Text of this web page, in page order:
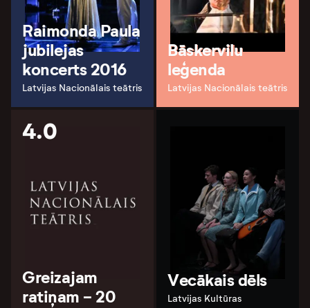
Raimonda Paula
jubilejas
koncerts 2016
Latvijas Nacionālais teātris
Bāskervilu
leģenda
Latvijas Nacionālais teātris
4.0
Greizajam
ratiņam - 20
Vecākais dēls
Latvijas Kultūras